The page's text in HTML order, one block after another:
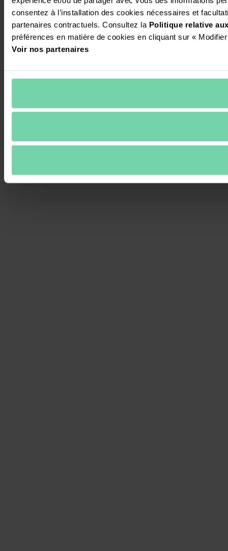
consentez à l’installation des cookies nécessaires et
partenaires contractuels. Consultez la Politique relative
préférences en matière de cookies en cliquant sur «
Voir nos partenaires